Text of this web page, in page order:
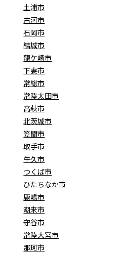
土浦市
古河市
石岡市
結城市
龍ケ崎市
下妻市
常総市
常陸太田市
高萩市
北茨城市
笠間市
取手市
牛久市
つくば市
ひたちなか市
鹿嶋市
潮来市
守谷市
常陸大宮市
那珂市